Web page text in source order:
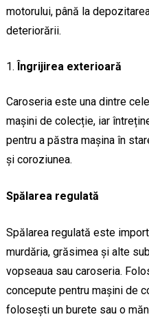
motorului, până la
deteriorării.
Îngrijirea exterioară
Caroseria este una dintre
mașini de colecție, iar
pentru a păstra mașina în
și coroziunea.
Spălarea regulată
Spălarea regulată este
murdăria, grăsimea și alte
vopseaua sau caroseria.
concepute pentru mașini de
folosești un burete sau o